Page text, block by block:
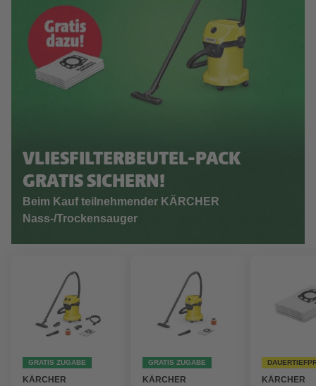
VLIESFILTERBEUTEL-PACK
GRATIS SICHERN!
Beim Kauf teilnehmender KÄRCHER
Nass-/Trockensauger
GRATIS ZUGABE
KÄRCHER
GRATIS ZUGABE
KÄRCHER
KÄRCHER